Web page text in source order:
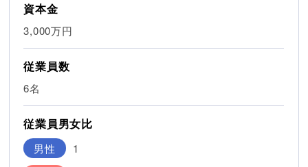
資本金
3,000万円
従業員数
6名
従業員男女比
男性
1